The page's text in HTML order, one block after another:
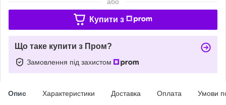
Купити з
Що таке купити з Пром?
Замовлення під захистом
Опис Характеристики Доставка Оплата Умови